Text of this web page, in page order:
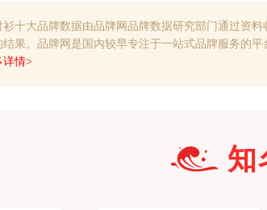
衫十大品牌数据由品牌网品牌数据研究部门通过资
果。品牌网是国内较早专注于一站式品牌服务的
详情>
知